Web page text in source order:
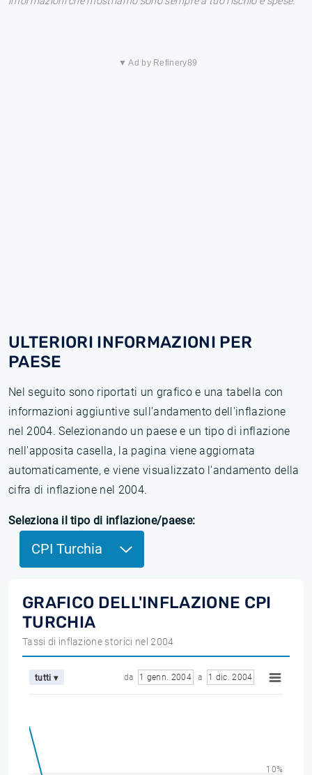
▼ Ad by Refinery89
ULTERIORI INFORMAZIONI PER
PAESE
Nel seguito sono riportati un grafico e una tabella con
informazioni aggiuntive sull'andamento dell'inflazione
nel 2004. Selezionando un paese e un tipo di inflazione
nell'apposita casella, la pagina viene aggiornata
automaticamente, e viene visualizzato l'andamento della
cifra di inflazione nel 2004.
Seleziona il tipo di inflazione/paese:
CPI Turchia
GRAFICO DELL'INFLAZIONE CPI
TURCHIA
Tassi di inflazione storici nel 2004
tutti ▾ da 1 genn. 2004 a 1 dic. 2004
10%